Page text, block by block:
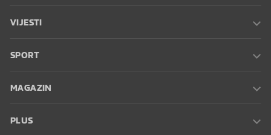
VIJESTI
SPORT
MAGAZIN
PLUS